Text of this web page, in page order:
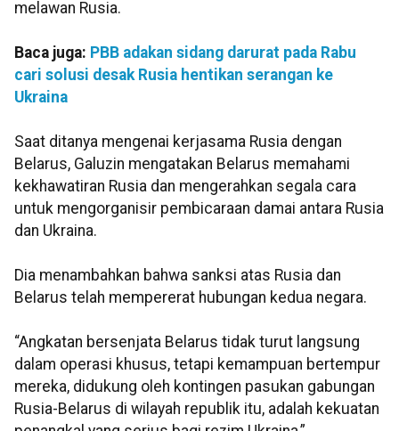
melawan Rusia.
Baca juga: PBB adakan sidang darurat pada Rabu
cari solusi desak Rusia hentikan serangan ke
Ukraina
Saat ditanya mengenai kerjasama Rusia dengan
Belarus, Galuzin mengatakan Belarus memahami
kekhawatiran Rusia dan mengerahkan segala cara
untuk mengorganisir pembicaraan damai antara Rusia
dan Ukraina.
Dia menambahkan bahwa sanksi atas Rusia dan
Belarus telah mempererat hubungan kedua negara.
“Angkatan bersenjata Belarus tidak turut langsung
dalam operasi khusus, tetapi kemampuan bertempur
mereka, didukung oleh kontingen pasukan gabungan
Rusia-Belarus di wilayah republik itu, adalah kekuatan